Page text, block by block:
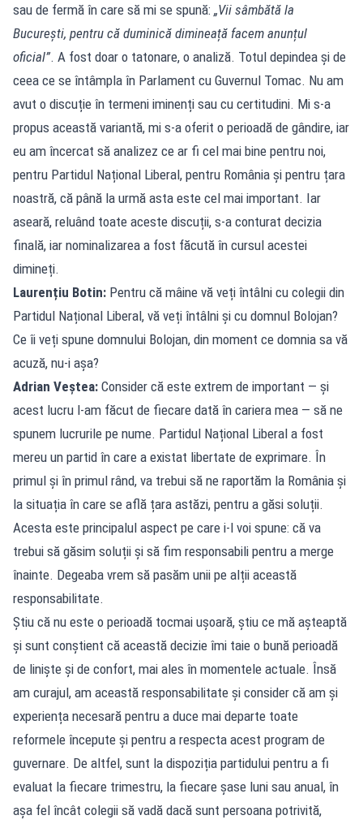
sau de fermă în care să mi se spună: „Vii sâmbătă la
București, pentru că duminică dimineață facem anunțul
oficial”. A fost doar o tatonare, o analiză. Totul depindea și de
ceea ce se întâmpla în Parlament cu Guvernul Tomac. Nu am
avut o discuție în termeni iminenți sau cu certitudini. Mi s-a
propus această variantă, mi s-a oferit o perioadă de gândire, iar
eu am încercat să analizez ce ar fi cel mai bine pentru noi,
pentru Partidul Național Liberal, pentru România și pentru țara
noastră, că până la urmă asta este cel mai important. Iar
aseară, reluând toate aceste discuții, s-a conturat decizia
finală, iar nominalizarea a fost făcută în cursul acestei
dimineți.
Laurențiu Botin: Pentru că mâine vă veți întâlni cu colegii din
Partidul Național Liberal, vă veți întâlni și cu domnul Bolojan?
Ce îi veți spune domnului Bolojan, din moment ce domnia sa vă
acuză, nu-i așa?
Adrian Veștea: Consider că este extrem de important — și
acest lucru l-am făcut de fiecare dată în cariera mea — să ne
spunem lucrurile pe nume. Partidul Național Liberal a fost
mereu un partid în care a existat libertate de exprimare. În
primul și în primul rând, va trebui să ne raportăm la România și
la situația în care se află țara astăzi, pentru a găsi soluții.
Acesta este principalul aspect pe care i-l voi spune: că va
trebui să găsim soluții și să fim responsabili pentru a merge
înainte. Degeaba vrem să pasăm unii pe alții această
responsabilitate.
Știu că nu este o perioadă tocmai ușoară, știu ce mă așteaptă
și sunt conștient că această decizie îmi taie o bună perioadă
de liniște și de confort, mai ales în momentele actuale. Însă
am curajul, am această responsabilitate și consider că am și
experiența necesară pentru a duce mai departe toate
reformele începute și pentru a respecta acest program de
guvernare. De altfel, sunt la dispoziția partidului pentru a fi
evaluat la fiecare trimestru, la fiecare șase luni sau anual, în
așa fel încât colegii să vadă dacă sunt persoana potrivită,